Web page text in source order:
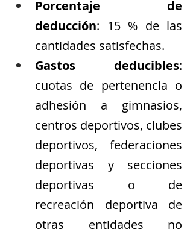
Porcentaje de
deducción: 15 % de las
cantidades satisfechas.
Gastos deducibles:
cuotas de pertenencia o
adhesión a gimnasios,
centros deportivos, clubes
deportivos, federaciones
deportivas y secciones
deportivas o de
recreación deportiva de
otras entidades no